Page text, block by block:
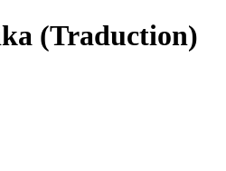
(Traduction)